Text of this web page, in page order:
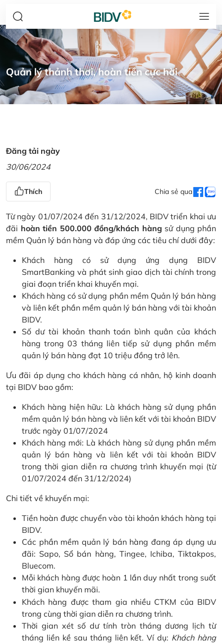
Quản lý thảnh thơi, hoàn tiền cực hời
Đăng tải ngày
30/06/2024
Thích Chia sẻ qua
Từ ngày 01/07/2024 đến 31/12/2024, BIDV triển khai ưu
đãi hoàn tiền 500.000 đồng/khách hàng sử dụng phần
mềm Quản lý bán hàng và đáp ứng các tiêu chí dưới đây:
Khách hàng có sử dụng ứng dụng BIDV
SmartBanking và phát sinh giao dịch tài chính trong
giai đoạn triển khai khuyến mại.
Khách hàng có sử dụng phần mềm Quản lý bán hàng
và liên kết phần mềm quản lý bán hàng với tài khoản
BIDV.
Số dư tài khoản thanh toán bình quân của khách
hàng trong 03 tháng liên tiếp sử dụng phần mềm
quản lý bán hàng đạt 10 triệu đồng trở lên.
Ưu đãi áp dụng cho khách hàng cá nhân, hộ kinh doanh
tại BIDV bao gồm:
Khách hàng hiện hữu: Là khách hàng sử dụng phần
mềm quản lý bán hàng và liên kết với tài khoản BIDV
trước ngày 01/07/2024
Khách hàng mới: Là khách hàng sử dụng phần mềm
quản lý bán hàng và liên kết với tài khoản BIDV
trong thời gian diễn ra chương trình khuyến mại (từ
01/07/2024 đến 31/12/2024)
Chi tiết về khuyến mại:
Tiền hoàn được chuyển vào tài khoản khách hàng tại
BIDV.
Các phần mềm quản lý bán hàng đang áp dụng ưu
đãi: Sapo, Sổ bán hàng, Tingee, Ichiba, Tiktakpos,
Bluecom.
Mỗi khách hàng được hoàn 1 lần duy nhất trong suốt
thời gian khuyến mãi.
Khách hàng được tham gia nhiều CTKM của BIDV
trong cùng thời gian diễn ra chương trình.
Thời gian xét số dư tính tròn tháng dương lịch từ
tháng liền kề sau tháng liên kết. Ví dụ: Khách hàng